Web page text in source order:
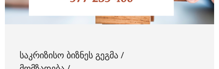
ᲡᲐᲙᲠᲘᲖᲘᲡᲝ ᲑᲘᲖᲜᲔᲡ ᲒᲔᲒᲛᲐ /